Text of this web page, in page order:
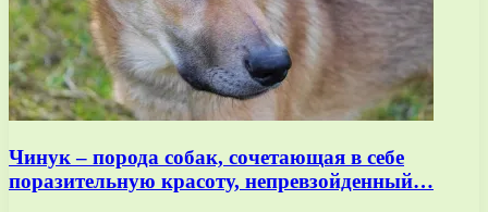
Чинук – порода собак, сочетающая в себе
поразительную красоту, непревзойденный…